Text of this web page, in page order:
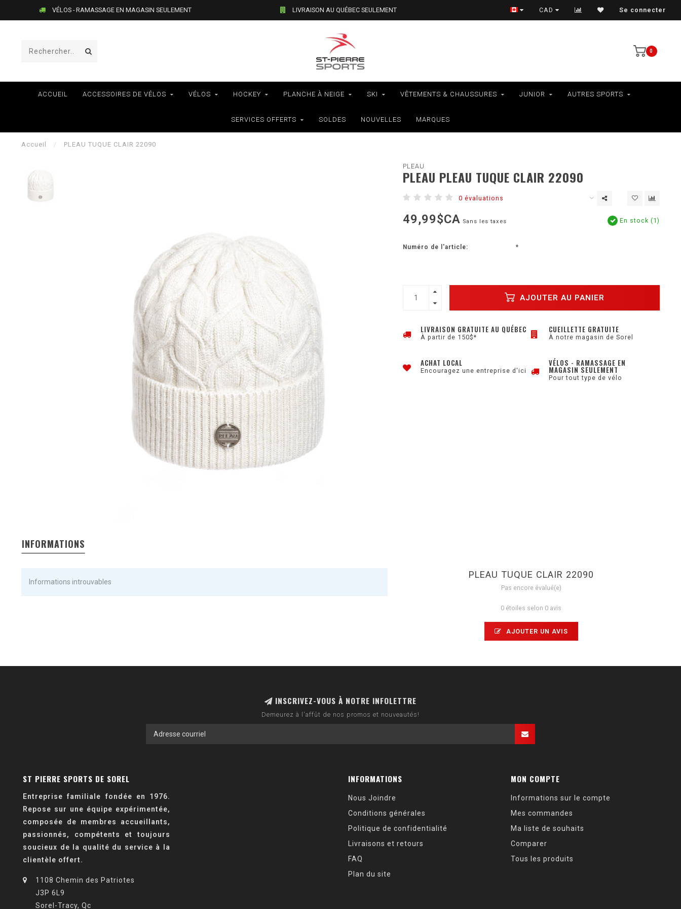
VÉLOS - RAMASSAGE EN MAGASIN SEULEMENT LIVRAISON AU QUÉBEC SEULEMENT VÉLOS - RAMASSAGE EN MAGASIN SEULEMENT
CAD Se connecter
0
ACCUEIL ACCESSOIRES DE VÉLOS VÉLOS HOCKEY PLANCHE À NEIGE SKI VÊTEMENTS & CHAUSSURES JUNIOR AUTRES SPORTS
SERVICES OFFERTS SOLDES NOUVELLES MARQUES
Accueil / PLEAU TUQUE CLAIR 22090
PLEAU
PLEAU PLEAU TUQUE CLAIR 22090
0 évaluations
49,99$CA Sans les taxes En stock (1)
Numéro de l'article: *
AJOUTER AU PANIER
LIVRAISON GRATUITE AU QUÉBEC
À partir de 150$*
CUEILLETTE GRATUITE
À notre magasin de Sorel
ACHAT LOCAL
Encouragez une entreprise d'ici
VÉLOS - RAMASSAGE EN
MAGASIN SEULEMENT
Pour tout type de vélo
INFORMATIONS
Informations introuvables
PLEAU TUQUE CLAIR 22090
Pas encore évalué(e)
0 étoiles selon 0 avis
AJOUTER UN AVIS
INSCRIVEZ-VOUS À NOTRE INFOLETTRE
Demeurez à l'affût de nos promos et nouveautés!
ST PIERRE SPORTS DE SOREL
Entreprise familiale fondée en 1976.
Repose sur une équipe expérimentée,
composée de membres accueillants,
passionnés, compétents et toujours
soucieux de la qualité du service à la
clientèle offert.
1108 Chemin des Patriotes
J3P 6L9
Sorel-Tracy, Qc
INFORMATIONS
Nous Joindre
Conditions générales
Politique de confidentialité
Livraisons et retours
FAQ
Plan du site
MON COMPTE
Informations sur le compte
Mes commandes
Ma liste de souhaits
Comparer
Tous les produits